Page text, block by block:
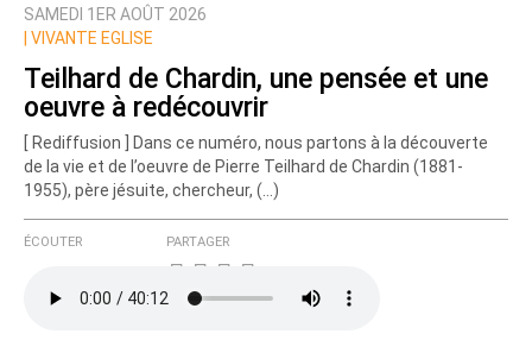
Prévenez-moi de tous les nouveaux commentaires
SAMEDI 1ER AOÛT 2026
VIVANTE EGLISE
Teilhard de Chardin, une pensée et une
oeuvre à redécouvrir
[ Rediffusion ] Dans ce numéro, nous partons à la découverte
de la vie et de l’oeuvre de Pierre Teilhard de Chardin (1881-
1955), père jésuite, chercheur, (…)
ÉCOUTER PARTAGER